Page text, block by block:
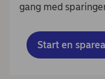
gang med
Start en